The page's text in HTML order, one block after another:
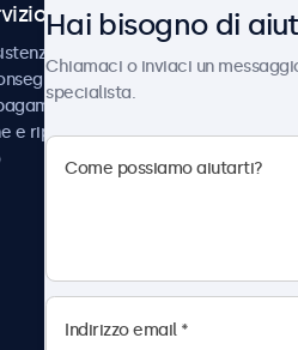
Clienti
e riparazione
Notizie e
Beetronics
Lavora con
Hai bisogno di
Chiamaci o inviaci un
specialista.